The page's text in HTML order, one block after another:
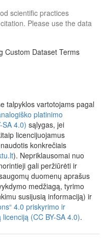
scientific practices
Please use the data
Custom Dataset Terms
talpyklos vartotojams pagal
platinimo
SA 4.0) sąlygas, jei
licencijuojamus
konkrečiais
). Nepriklausomai nuo
gali peržiūrėti ir
duomenų aprašus
medžiagą, tyrimo
susijusią informaciją) ir
4.0 priskyrimo ir
(CC BY-SA 4.0).